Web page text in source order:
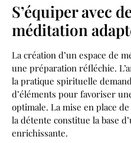
S’équiper avec
méditation
La création d’un espace de
une préparation réfléchie.
la pratique spirituelle
d’éléments pour favoriser
optimale. La mise en place
la détente constitue la base
enrichissante.